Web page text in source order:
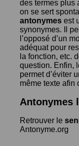
des termes plus
on se sert
antonymes est
synonymes. Il
l’opposé d’un
adéquat pour
la fonction, etc.
question. Enfin,
permet d’éviter
même texte afin
Antonymes
Retrouver le
Antonyme.org